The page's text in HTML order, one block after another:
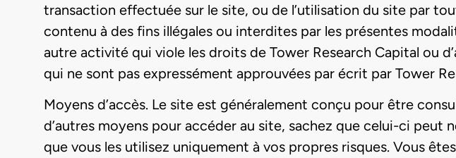
transaction effectuée sur le site, ou de l’utilisation du site par
contenu à des fins illégales ou interdites par les présentes
autre activité qui viole les droits de Tower Research Capital ou
qui ne sont pas expressément approuvées par écrit par Tower
Moyens d’accès. Le site est généralement conçu pour être
d’autres moyens pour accéder au site, sachez que celui-ci peut
que vous les utilisez uniquement à vos propres risques. Vous